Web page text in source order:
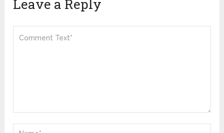
Leave a Reply